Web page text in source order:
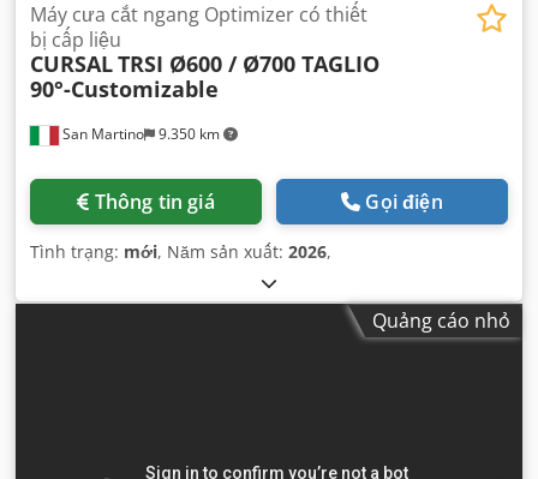
San Martino 9.350 km
Máy cưa cắt ngang Optimizer có thiết
bị cấp liệu
CURSALTRSI Ø600 / Ø700 TAGLIO
90°-Customizable
Thông tin giá Gọi điện
Tình trạng: mới, Năm sản xuất: 2026,
Quảng cáo nhỏ